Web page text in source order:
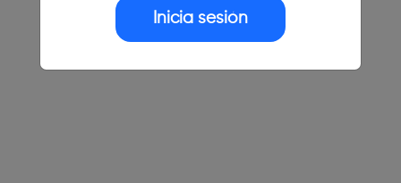
Inicia sesión